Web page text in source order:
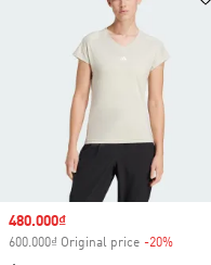
Sale price
480.000₫
600.000₫ Original price -20%